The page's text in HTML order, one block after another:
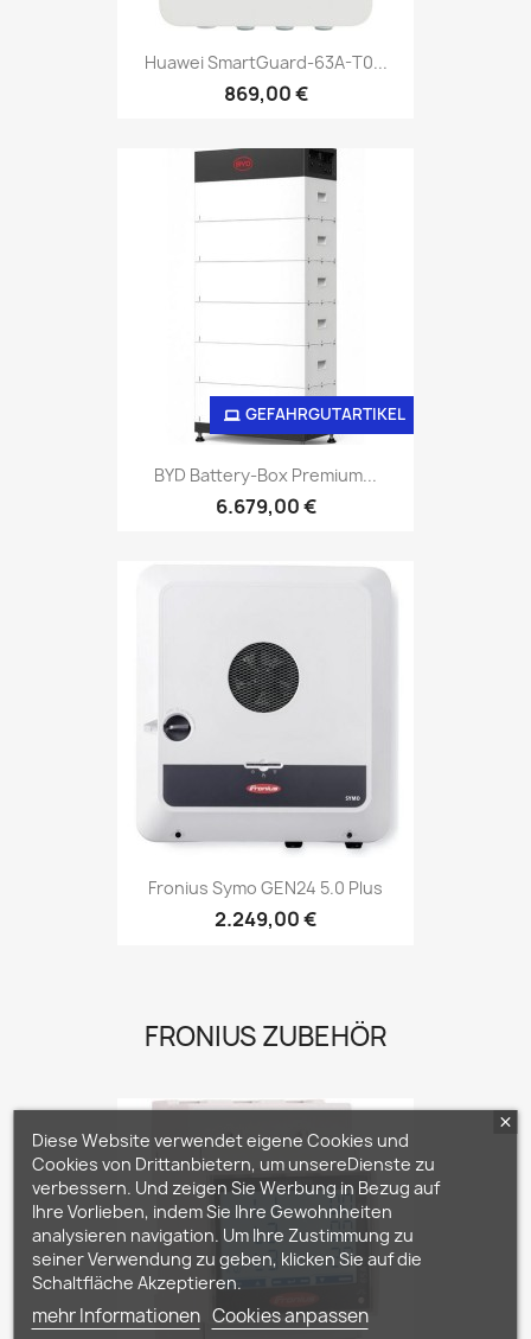
Huawei SmartGuard-63A-T0...
869,00 €
BYD Battery-Box Premium...
6.679,00 €
GEFAHRGUTARTIKEL
Fronius Symo GEN24 5.0 Plus
2.249,00 €
FRONIUS ZUBEHÖR
Diese Website verwendet eigene Cookies und
Cookies von Drittanbietern, um unsereDienste zu
verbessern. Und zeigen Sie Werbung in Bezug auf
Ihre Vorlieben, indem Sie Ihre Gewohnheiten
analysieren navigation. Um Ihre Zustimmung zu
seiner Verwendung zu geben, klicken Sie auf die
Schaltfläche Akzeptieren.
mehr Informationen Cookies anpassen